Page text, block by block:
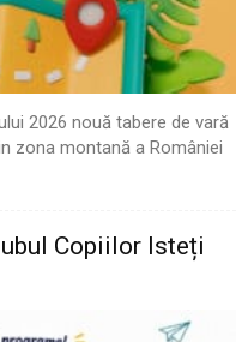
2026 nouă tabere de vară
zona montană a României
Copiilor Isteți